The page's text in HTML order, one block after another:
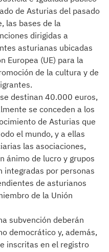
de Asturias del pasado
las bases de la
dirigidas a
asturianas ubicadas
Europea (UE) para la
de la cultura y de
destinan 40.000 euros,
se conceden a los
de Asturias que
el mundo, y a ellas
las asociaciones,
ánimo de lucro y grupos
integradas por personas
de asturianos
de la Unión
subvención deberán
democrático y, además,
inscritas en el registro